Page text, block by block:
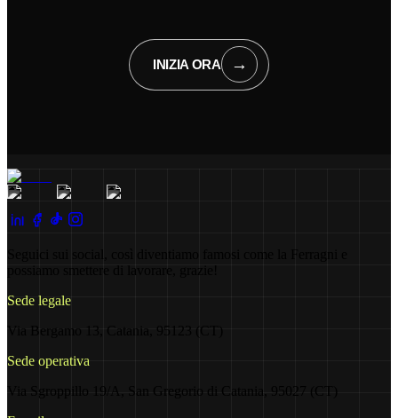
INIZIA ORA →
possiamo smettere di lavorare, grazie!
Sede legale
Via Bergamo 13, Catania, 95123 (CT)
Sede operativa
Via Sgroppillo 19/A, San Gregorio di Catania, 95027 (CT)